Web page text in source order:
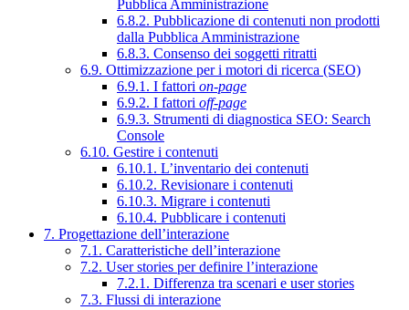
Pubblica Amministrazione
6.8.2. Pubblicazione di contenuti non prodotti
dalla Pubblica Amministrazione
6.8.3. Consenso dei soggetti ritratti
6.9. Ottimizzazione per i motori di ricerca (SEO)
6.9.1. I fattori on-page
6.9.2. I fattori off-page
6.9.3. Strumenti di diagnostica SEO: Search
Console
6.10. Gestire i contenuti
6.10.1. L’inventario dei contenuti
6.10.2. Revisionare i contenuti
6.10.3. Migrare i contenuti
6.10.4. Pubblicare i contenuti
7. Progettazione dell’interazione
7.1. Caratteristiche dell’interazione
7.2. User stories per definire l’interazione
7.2.1. Differenza tra scenari e user stories
7.3. Flussi di interazione